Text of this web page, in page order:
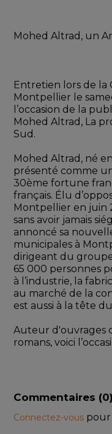
Mohed Altrad, un
Entretien lors de la
Montpellier le
l’occasion de la
Mohed Altrad, La
Sud.
Mohed Altrad, né
présenté comme
30ème fortune
français. Élu
Montpellier en juin
sans avoir jamais
annoncé sa
municipales à
dirigeant du
65 000 personnes
à l’industrie, la
au marché de la
est aussi à la tête
Auteur d'ouvrages
romans, voici
Commentaires (0)
Connectez-vous pour